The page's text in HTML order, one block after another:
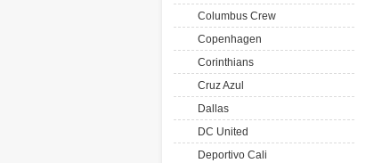
Columbus Crew
Copenhagen
Corinthians
Cruz Azul
Dallas
DC United
Deportivo Cali